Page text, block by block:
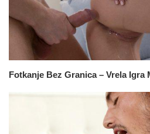
Fotkanje Bez Granica – Vrela Igra